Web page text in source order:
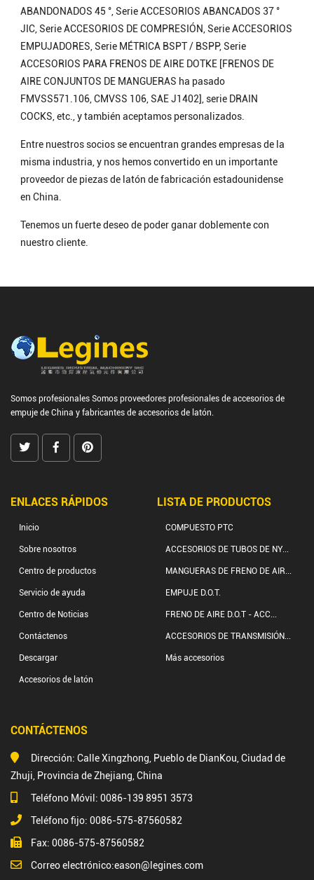
ABANDONADOS 45 °, Serie ACCESORIOS ABANCADOS 37 °
JIC, Serie ACCESORIOS DE COMPRESIÓN, Serie ACCESORIOS
EMPUJADORES, Serie MÉTRICA BSPT / BSPP, Serie
ACCESORIOS PARA FRENOS DE AIRE DOTKE [FRENOS DE
AIRE CONJUNTOS DE MANGUERAS ha pasado
FMVSS571.106, CMVSS 106, SAE J1402], serie DRAIN
COCKS, etc., y también aceptamos personalizados.
Entre nuestros socios se encuentran grandes empresas de la
misma industria, y nos hemos convertido en un importante
proveedor de piezas de latón de fabricación estadounidense
en China.
Tenemos un fuerte deseo de poder ganar doblemente con
nuestro cliente.
Somos profesionales Somos proveedores profesionales de accesorios de
empuje de China y fabricantes de accesorios de latón.
ENLACES RÁPIDOS
Inicio
Sobre nosotros
Centro de productos
Servicio de ayuda
Centro de Noticias
Contáctenos
Descargar
Accesorios de latón
LISTA DE PRODUCTOS
COMPUESTO PTC
ACCESORIOS DE TUBOS DE NY...
MANGUERAS DE FRENO DE AIR...
EMPUJE D.O.T.
FRENO DE AIRE D.O.T - ACC...
ACCESORIOS DE TRANSMISIÓN...
Más accesorios
CONTÁCTENOS
Dirección: Calle Xingzhong, Pueblo de DianKou, Ciudad de
Zhuji, Provincia de Zhejiang, China
Teléfono Móvil: 0086-139 8951 3573
Teléfono fijo: 0086-575-87560582
Fax: 0086-575-87560582
Correo electrónico:eason@legines.com